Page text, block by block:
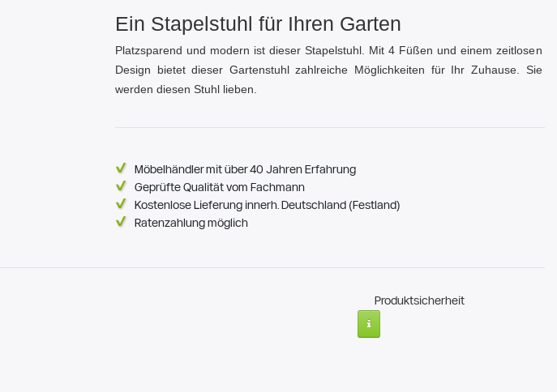
Ein Stapelstuhl für Ihren Garten
Platzsparend und modern ist dieser Stapelstuhl. Mit 4 Füßen und einem zeitlosen
Design bietet dieser Gartenstuhl zahlreiche Möglichkeiten für Ihr Zuhause. Sie
werden diesen Stuhl lieben.
Möbelhändler mit über 40 Jahren Erfahrung
Geprüfte Qualität vom Fachmann
Kostenlose Lieferung innerh. Deutschland (Festland)
Ratenzahlung möglich
Produktsicherheit